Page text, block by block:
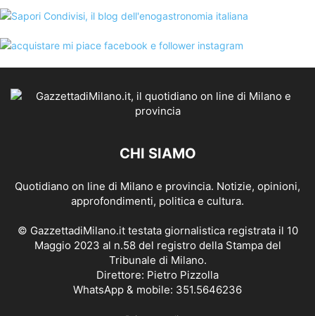
CHI SIAMO
Quotidiano on line di Milano e provincia. Notizie, opinioni,
approfondimenti, politica e cultura.
© GazzettadiMilano.it testata giornalistica registrata il 10
Maggio 2023 al n.58 del registro della Stampa del
Tribunale di Milano.
Direttore: Pietro Pizzolla
WhatsApp & mobile: 351.5646236